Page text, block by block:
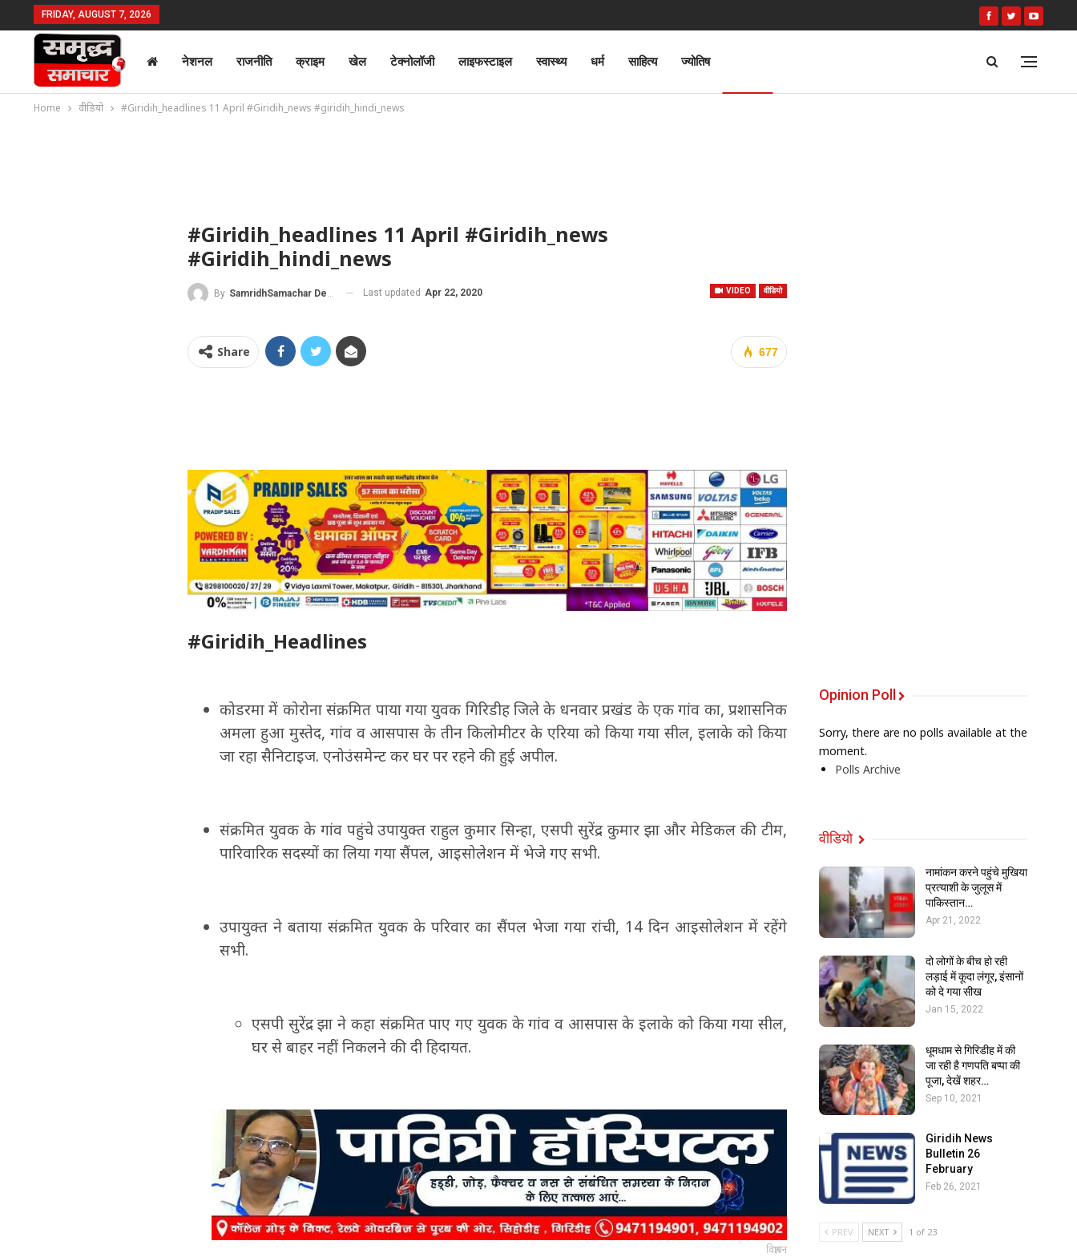
FRIDAY, AUGUST 7, 2026
नेशनल राजनीति क्राइम खेल टेक्नोलॉजी लाइफस्टाइल स्वास्थ्य धर्म साहित्य ज्योतिष
Home वीडियो #Giridih_headlines 11 April #Giridih_news #giridih_hindi_news
#Giridih_headlines 11 April #Giridih_news
#giridih_hindi_news
VIDEO वीडियो
By SamridhSamachar Desk Last updated Apr 22, 2020
677
Share
#Giridih_Headlines
कोडरमा में कोरोना संक्रमित पाया गया युवक गिरिडीह जिले के धनवार प्रखंड के एक गांव का, प्रशासनिक
अमला हुआ मुस्तेद, गांव व आसपास के तीन किलोमीटर के एरिया को किया गया सील, इलाके को किया
जा रहा सैनिटाइज. एनोउंसमेन्ट कर घर पर रहने की हुई अपील.
संक्रमित युवक के गांव पहुंचे उपायुक्त राहुल कुमार सिन्हा, एसपी सुरेंद्र कुमार झा और मेडिकल की टीम,
पारिवारिक सदस्यों का लिया गया सैंपल, आइसोलेशन में भेजे गए सभी.
उपायुक्त ने बताया संक्रमित युवक के परिवार का सैंपल भेजा गया रांची, 14 दिन आइसोलेशन में रहेंगे
सभी.
एसपी सुरेंद्र झा ने कहा संक्रमित पाए गए युवक के गांव व आसपास के इलाके को किया गया सील,
घर से बाहर नहीं निकलने की दी हिदायत.
विज्ञापन
Opinion Poll
Sorry, there are no polls available at the
moment.
Polls Archive
वीडियो
नामांकन करने पहुंचे मुखिया
प्रत्याशी के जुलूस में
पाकिस्तान…
Apr 21, 2022
दो लोगों के बीच हो रही
लड़ाई में कूदा लंगूर, इंसानों
को दे गया सीख
Jan 15, 2022
धूमधाम से गिरिडीह में की
जा रही है गणपति बप्पा की
पूजा, देखें शहर…
Sep 10, 2021
Giridih News
Bulletin 26
February
Feb 26, 2021
PREV NEXT 1 of 23